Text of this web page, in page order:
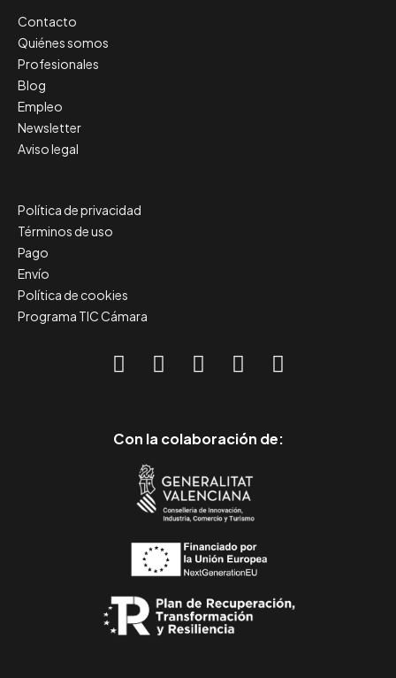
Contacto
Quiénes somos
Profesionales
Blog
Empleo
Newsletter
Aviso legal
Política de privacidad
Términos de uso
Pago
Envío
Política de cookies
Programa TIC Cámara
Con la colaboración de: